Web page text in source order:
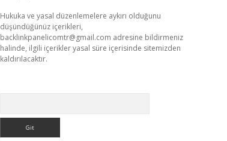
Hukuka ve yasal düzenlemelere aykırı olduğunu
düşündüğünüz içerikleri,
backlinkpanelicomtr@gmail.com adresine bildirmeniz
halinde, ilgili içerikler yasal süre içerisinde sitemizden
kaldırılacaktır.